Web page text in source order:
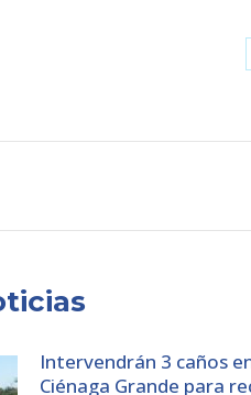
Intervendrán 3 caños
Ciénaga Grande para